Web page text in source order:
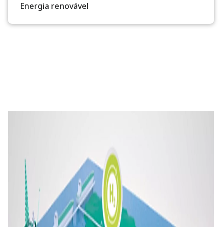
Energia renovável